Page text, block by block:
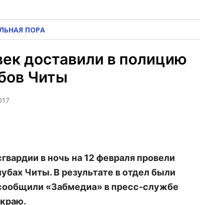
ПОРА
доставили в полицию
Читы
в ночь на 12 февраля провели
Читы. В результате в отдел были
«Забмедиа» в пресс-службе